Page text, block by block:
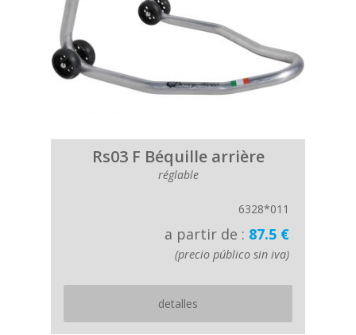
Rs03 F Béquille arrière
réglable
6328*011
a partir de : 87.5 €
(precio público sin iva)
detalles